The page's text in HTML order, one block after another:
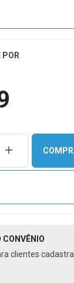
AUMENTAR
CONVÊNIO
clientes